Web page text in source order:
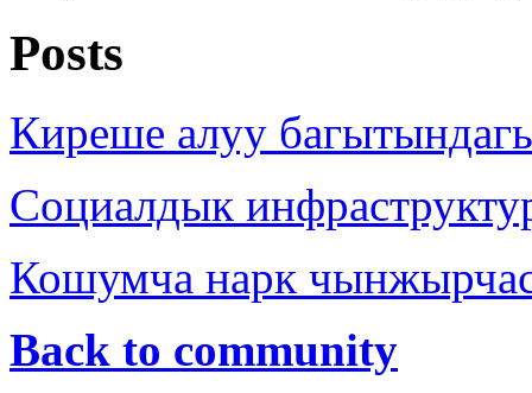
Posts
Киреше алуу
Социалдык
Кошумча нарк
Back to community